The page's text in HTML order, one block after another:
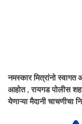
नमस्कार मित्रांनो
आहोत , रायगड पोलीस
येणाऱ्या मैदानी चाचणीचा